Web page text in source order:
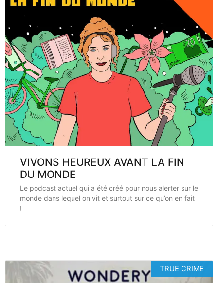
VIVONS HEUREUX AVANT LA FIN
DU MONDE
Le podcast actuel qui a été créé pour nous alerter sur le
monde dans lequel on vit et surtout sur ce qu’on en fait
!
TRUE CRIME